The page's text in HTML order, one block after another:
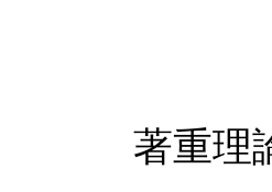
著重理